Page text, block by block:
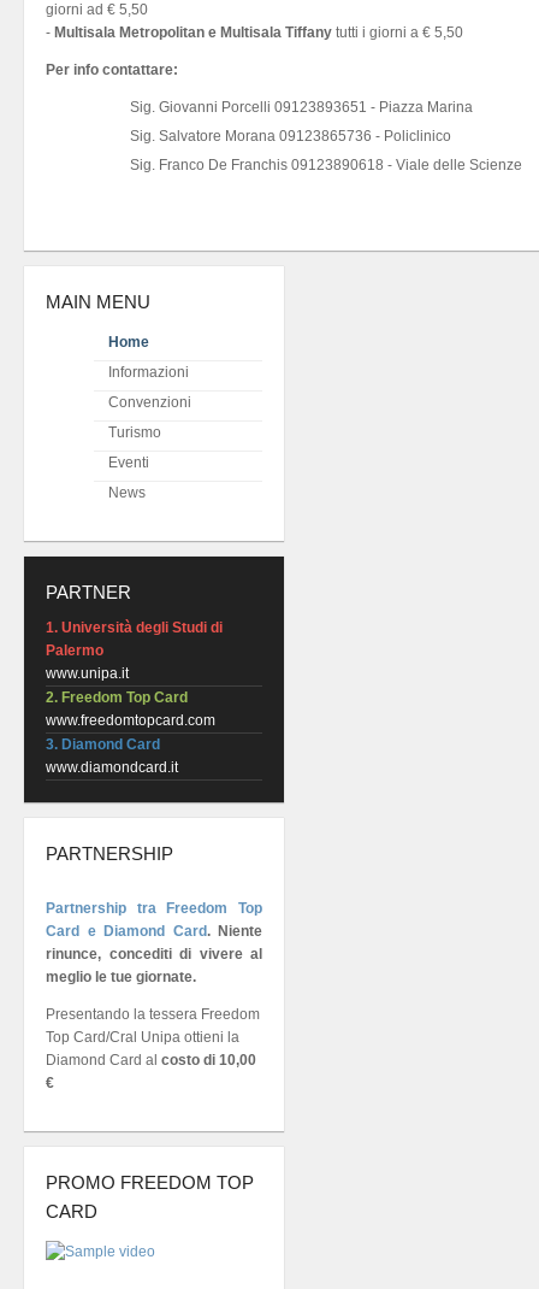
giorni ad € 5,50
- Multisala Metropolitan e Multisala Tiffany tutti i giorni a € 5,50
Per info contattare:
Sig. Giovanni Porcelli 09123893651 - Piazza Marina
Sig. Salvatore Morana 09123865736 - Policlinico
Sig. Franco De Franchis 09123890618 - Viale delle Scienze
MAIN MENU
Home
Informazioni
Convenzioni
Turismo
Eventi
News
PARTNER
1. Università degli Studi di
Palermo
www.unipa.it
2. Freedom Top Card
www.freedomtopcard.com
3. Diamond Card
www.diamondcard.it
PARTNERSHIP
Partnership tra Freedom Top
Card e Diamond Card. Niente
rinunce, concediti di vivere al
meglio le tue giornate.
Presentando la tessera Freedom
Top Card/Cral Unipa ottieni la
Diamond Card al costo di 10,00
€
PROMO FREEDOM TOP
CARD